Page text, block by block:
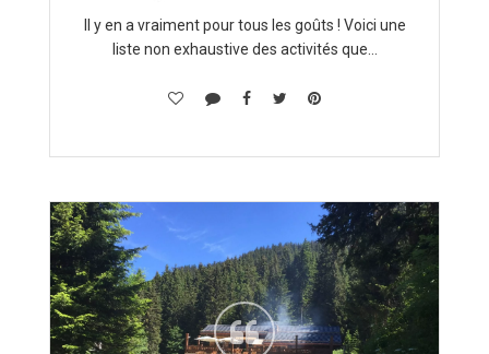
Il y en a vraiment pour tous les goûts ! Voici une
liste non exhaustive des activités que…